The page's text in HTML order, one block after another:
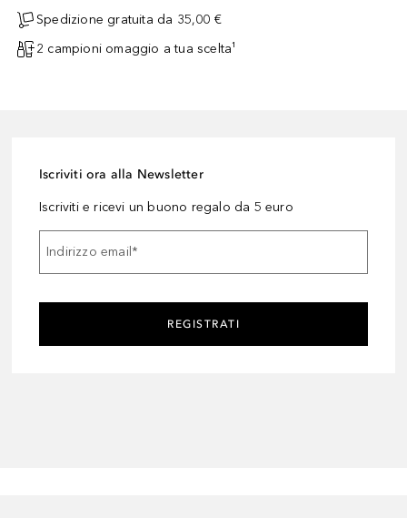
Spedizione gratuita da 35,00 €
2 campioni omaggio a tua scelta¹
Iscriviti ora alla Newsletter
Iscriviti e ricevi un buono regalo da 5 euro
Indirizzo email*
REGISTRATI